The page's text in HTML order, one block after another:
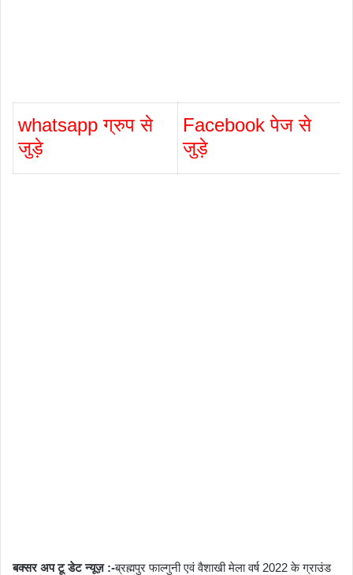
whatsapp ग्रुप से
जुड़े
Facebook पेज से
जुड़े
बक्सर अप टू डेट न्यूज़ :-ब्रह्मपुर फाल्गुनी एवं वैशाखी मेला वर्ष 2022 के ग्राउंड